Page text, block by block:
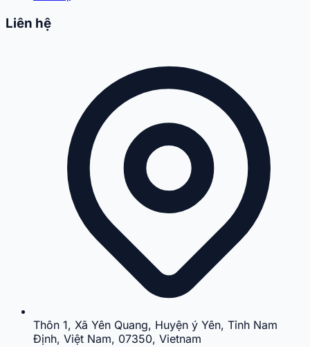
Liên hệ
Thôn 1, Xã Yên Quang, Huyện ý Yên, Tỉnh Nam
Định, Việt Nam, 07350, Vietnam